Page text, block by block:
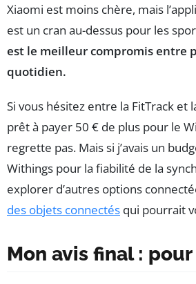
Xiaomi est moins chère, mais
est un cran au-dessus pour les
est le meilleur compromis entre
quotidien.
Si vous hésitez entre la FitTrack et
prêt à payer 50 € de plus pour le
regrette pas. Mais si j’avais un
Withings pour la fiabilité de la
explorer d’autres options
des objets connectés qui pourrait
Mon avis final :